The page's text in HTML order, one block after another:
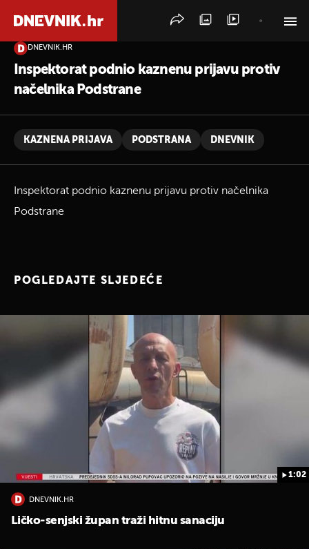
DNEVNIK.HR
Inspektorat podnio kaznenu prijavu protiv
načelnika Podstrane
KAZNENA PRIJAVA PODSTRANA DNEVNIK
Inspektorat podnio kaznenu prijavu protiv načelnika
Podstrane
POGLEDAJTE SLJEDEĆE
1:02
DNEVNIK.HR
Ličko-senjski župan traži hitnu sanaciju
PRETRAŽITE VIJESTI